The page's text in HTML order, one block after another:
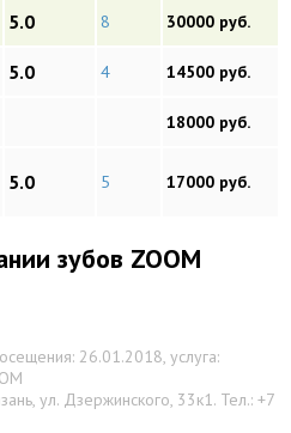
5.0 8 30000 руб.
5.0 4 14500 руб.
18000 руб.
5.0 5 17000 руб.
зубов ZOOM
26.01.2018, услуга:
, ул. Дзержинского, 33к1. Тел.: +7